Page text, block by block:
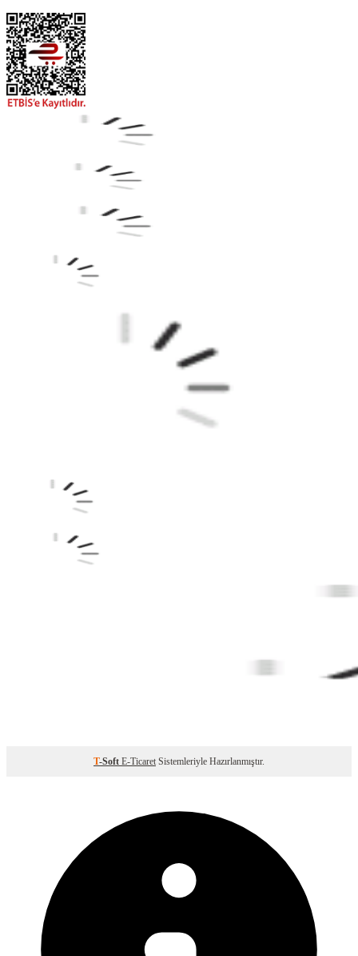
T-Soft E-Ticaret Sistemleriyle Hazırlanmıştır.